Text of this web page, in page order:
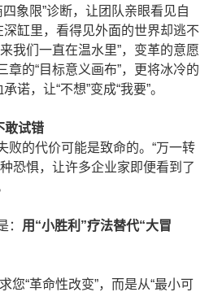
四象限”诊断，让团队亲眼看见自
缸里，看得见外面的世界却逃不
我们一直在温水里”，变革的意愿
章的“目标意义画布”，更将冰冷的
诺，让“不想”变成“我要”。
敢试错
败的代价可能是致命的。“万一转
恐惧，让许多企业家即便看到了
： 用 “小胜利”疗法替代“大冒
您“革命性改变”，而是从“最小可